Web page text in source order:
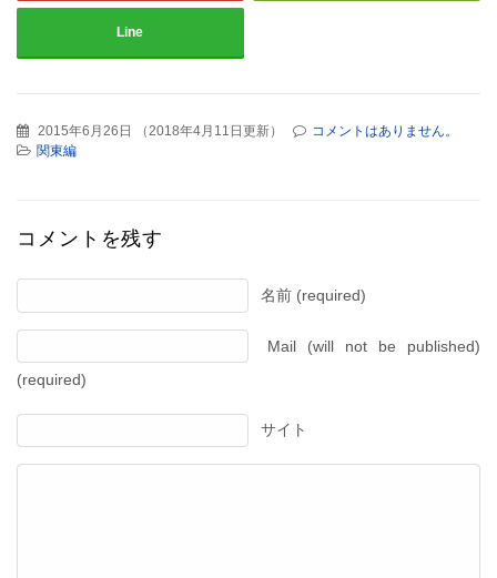
Line
2015年6月26日 （ 2018年4月11日更新）
コメントはありません。
関東編
コメントを残す
名前 (required)
Mail (will not be published)
(required)
サイト